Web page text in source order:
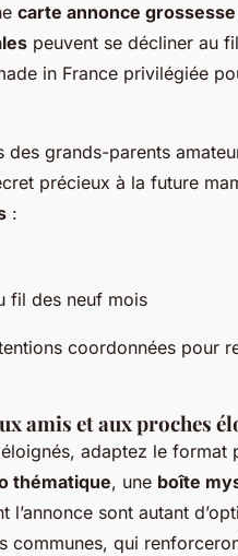
carte annonce
peuvent se décliner au
in France privilégiée
des grands-parents
précieux à la future
:
fil des neuf mois
coordonnées pour
amis et aux proches
adaptez le format
thématique, une boîte
l’annonce sont autant
communes, qui